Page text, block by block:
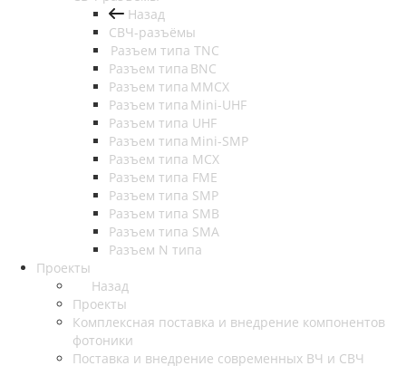
Назад
СВЧ-разъёмы
Разъем типа TNC
Разъем типа BNC
Разъем типа MMCX
Разъем типа Mini-UHF
Разъем типа UHF
Разъем типа Mini-SMP
Разъем типа MCX
Разъем типа FME
Разъем типа SMP
Разъем типа SMB
Разъем типа SMA
Разъем N типа
Проекты
Назад
Проекты
Комплексная поставка и внедрение компонентов
фотоники
Поставка и внедрение современных ВЧ и СВЧ